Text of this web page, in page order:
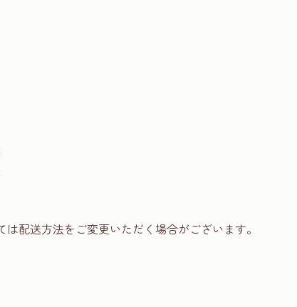
配送方法をご変更いただく場合がございます。